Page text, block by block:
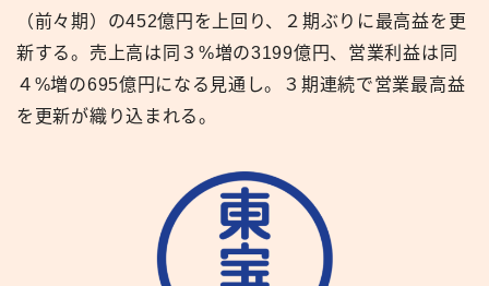
（前々期）の452億円を上回り、２期ぶりに最高益を更
新する。売上高は同３%増の3199億円、営業利益は同
４%増の695億円になる見通し。３期連続で営業最高益
を更新が織り込まれる。